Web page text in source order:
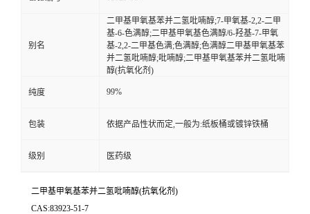
别名
二甲基甲氧基苯并二氢吡喃醇;7-甲氧基-2,2-二甲
基-6-色满醇;二甲基甲氧基色满醇/6-羟基-7-甲氧
基-2,2-二甲基色满;色满醇;色满醇二甲基甲氧基苯
并二氢吡喃醇;吡喃醇;二甲基甲氧基苯并二氢吡喃
醇(抗氧化剂)
纯度 99%
包装 依据产品性状而定,一般为:纸板桶或镀锌铁桶
级别 医药级
二甲基甲氧基苯并二氢吡喃醇(抗氧化剂)
CAS:83923-51-7